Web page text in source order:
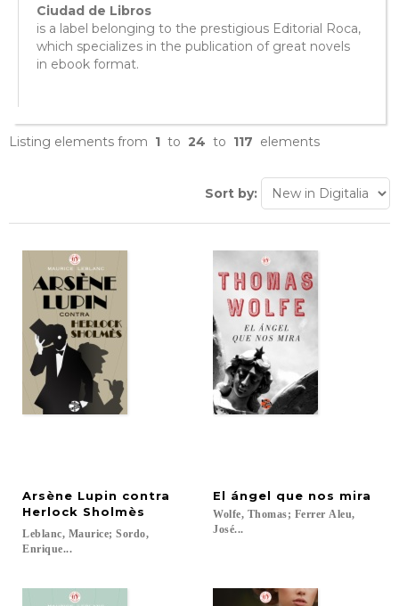
Ciudad de Libros
is a label belonging to the prestigious Editorial Roca,
which specializes in the publication of great novels
in ebook format.
Listing elements from 1 to 24 to 117 elements
Sort by:
Arsène Lupin contra
Herlock Sholmès
Leblanc, Maurice; Sordo,
Enrique...
El ángel que nos mira
Wolfe, Thomas; Ferrer Aleu,
José...